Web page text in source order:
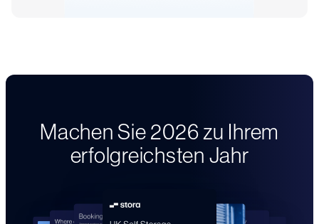
Machen Sie 2026 zu Ihrem
erfolgreichsten Jahr